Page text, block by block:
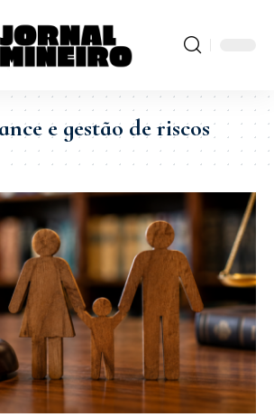
e gestão de riscos